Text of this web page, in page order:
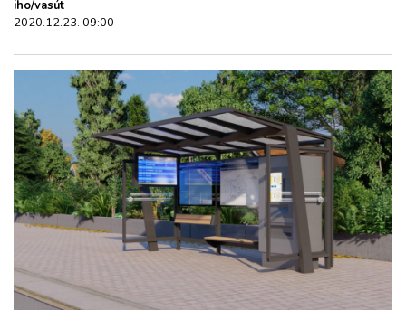
ZÖLDÚT
HAJÓZÁS
BLOG
iho/vasút
2020.12.23. 09:00